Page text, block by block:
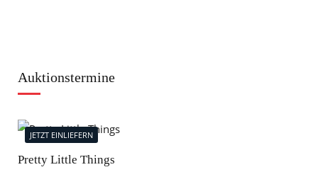
Auktionstermine
JETZT EINLIEFERN
Pretty Little Things